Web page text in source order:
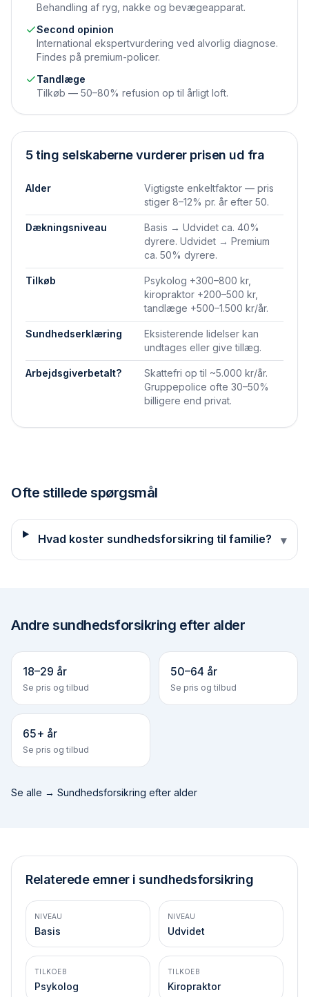
Behandling af ryg, nakke og bevægeapparat.
Second opinion
International ekspertvurdering ved alvorlig diagnose.
Findes på premium-policer.
Tandlæge
Tilkøb — 50–80% refusion op til årligt loft.
5 ting selskaberne vurderer prisen ud fra
Alder
Vigtigste enkeltfaktor — pris
stiger 8–12% pr. år efter 50.
Dækningsniveau
Basis → Udvidet ca. 40%
dyrere. Udvidet → Premium
ca. 50% dyrere.
Tilkøb
Psykolog +300–800 kr,
kiropraktor +200–500 kr,
tandlæge +500–1.500 kr/år.
Sundhedserklæring
Eksisterende lidelser kan
undtages eller give tillæg.
Arbejdsgiverbetalt?
Skattefri op til ~5.000 kr/år.
Gruppepolice ofte 30–50%
billigere end privat.
Ofte stillede spørgsmål
Hvad koster sundhedsforsikring til familie? ▾
Andre sundhedsforsikring efter alder
18–29 år
Se pris og tilbud
50–64 år
Se pris og tilbud
65+ år
Se pris og tilbud
Se alle → Sundhedsforsikring efter alder
Relaterede emner i sundhedsforsikring
NIVEAU
Basis
NIVEAU
Udvidet
TILKOEB
Psykolog
TILKOEB
Kiropraktor